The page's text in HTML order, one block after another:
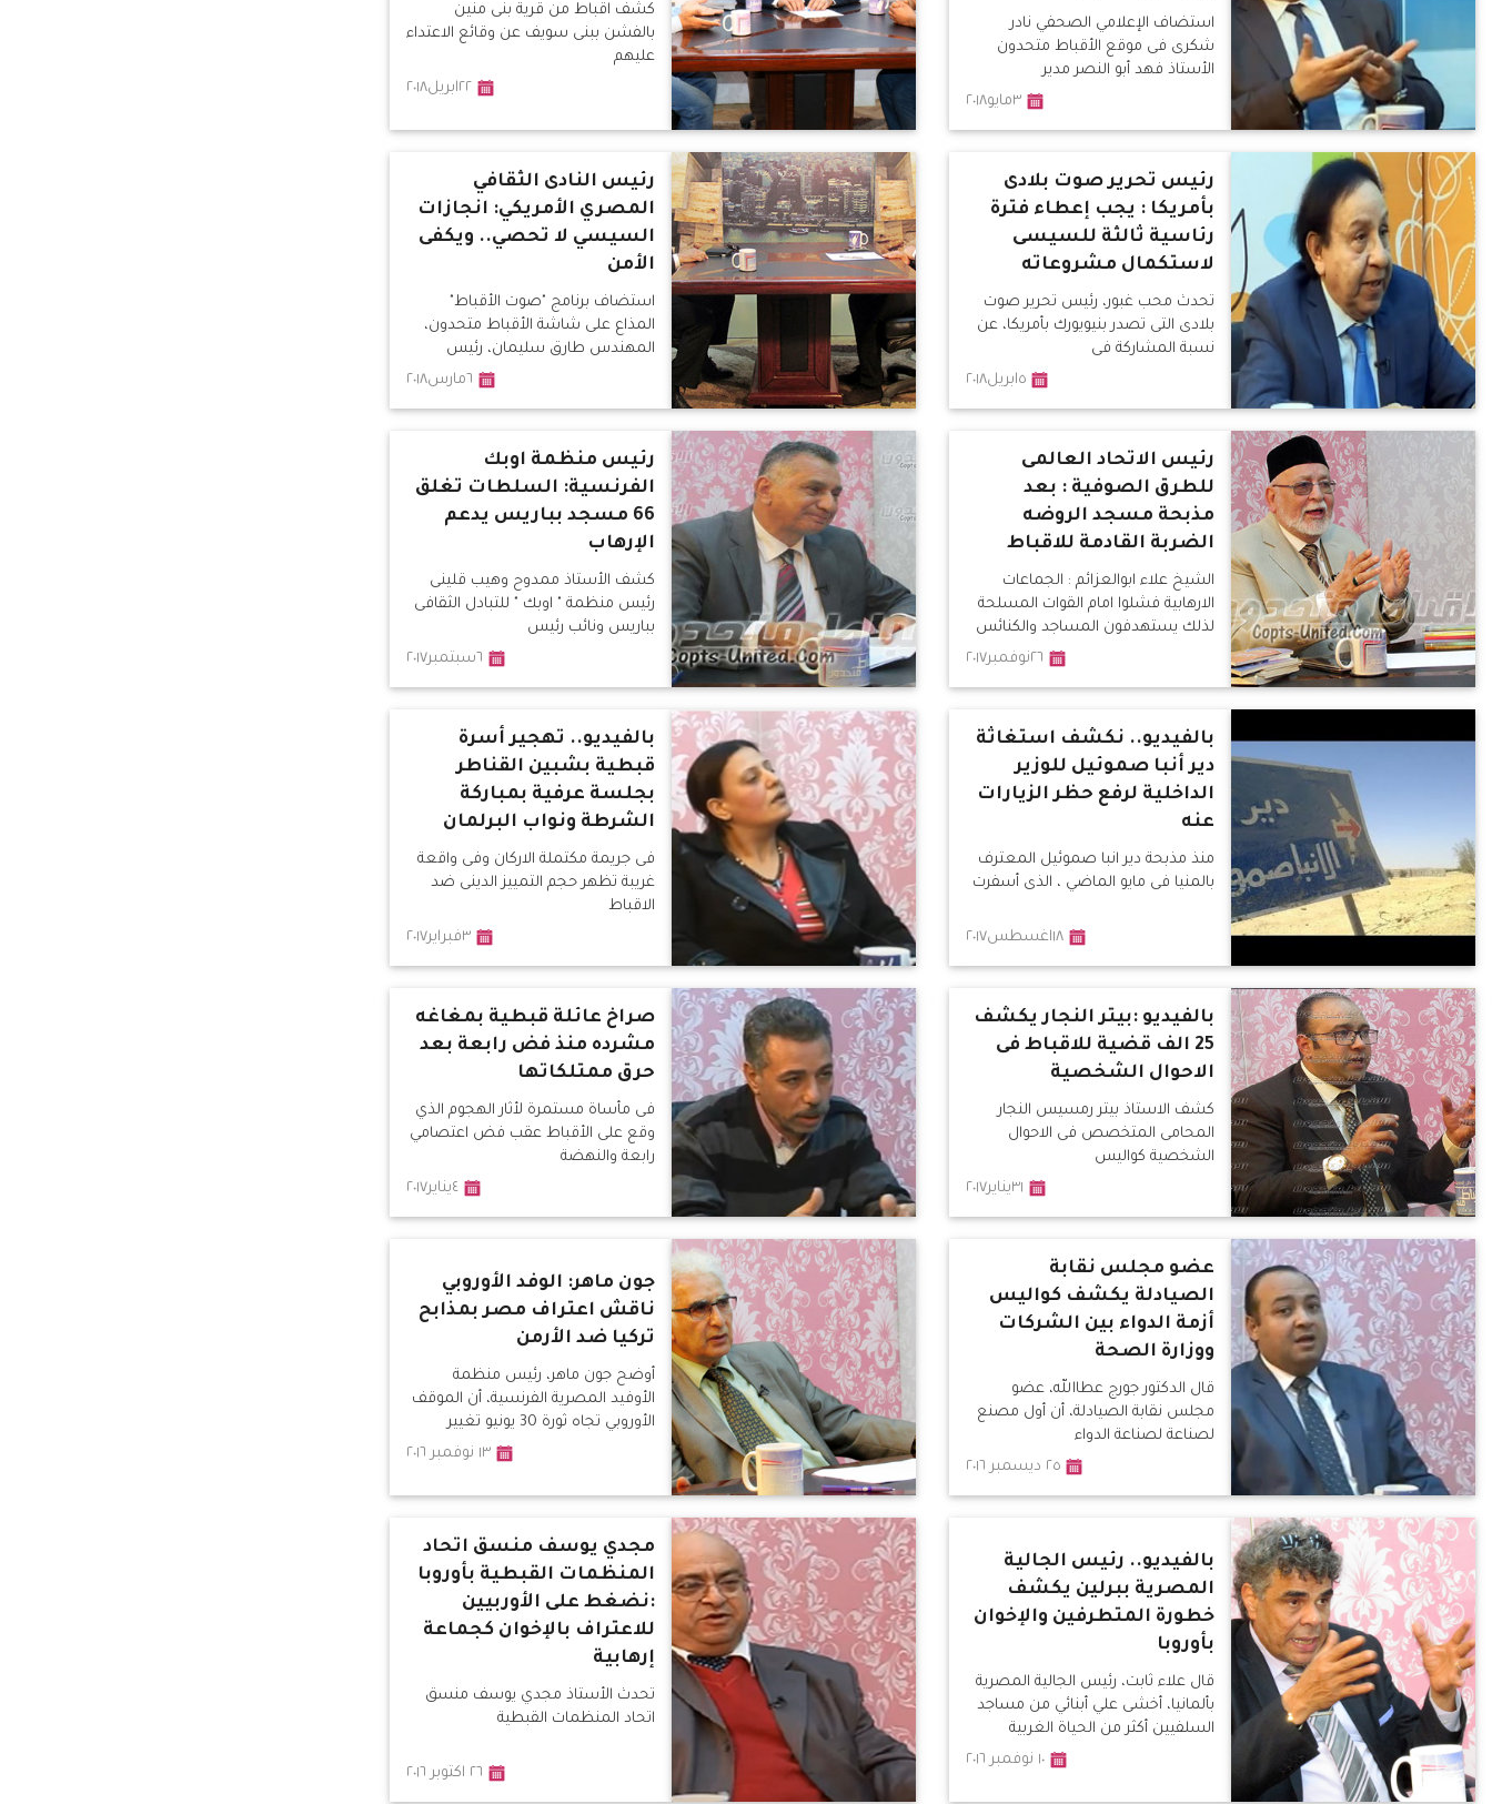
استضاف الإعلامي الصحفي نادر
شكرى فى موقع الأقباط متحدون
الأستاذ فهد أبو النصر مدير
٣مايو٢٠١٨
كشف اقباط من قرية بنى منين
بالفشن ببنى سويف عن وقائع الاعتداء
عليهم
٢٢ابريل٢٠١٨
رئيس تحرير صوت بلادى
بأمريكا : يجب إعطاء فترة
رئاسية ثالثة للسيسى
لاستكمال مشروعاته
تحدث محب غبور، رئيس تحرير صوت
بلادى التى تصدر بنيويورك بأمريكا، عن
نسبة المشاركة فى
٥ابريل٢٠١٨
رئيس النادى الثقافي
المصري الأمريكي: انجازات
السيسي لا تحصي.. ويكفى
الأمن
استضاف برنامج "صوت الأقباط"
المذاع على شاشة الأقباط متحدون،
المهندس طارق سليمان، رئيس
٦مارس٢٠١٨
رئيس الاتحاد العالمى
للطرق الصوفية : بعد
مذبحة مسجد الروضه
الضربة القادمة للاقباط
الشيخ علاء ابوالعزائم : الجماعات
الارهابية فشلوا امام القوات المسلحة
لذلك يستهدفون المساجد والكنائس
٢٦نوفمبر٢٠١٧
رئيس منظمة اوبك
الفرنسية: السلطات تغلق
66 مسجد بباريس يدعم
الإرهاب
كشف الأستاذ ممدوح وهيب قلينى
رئيس منظمة " اوبك " للتبادل الثقافى
بباريس ونائب رئيس
٦سبتمبر٢٠١٧
بالفيديو.. نكشف استغاثة
دير أنبا صموئيل للوزير
الداخلية لرفع حظر الزيارات
عنه
منذ مذبحة دير انبا صموئيل المعترف
بالمنيا فى مايو الماضي ، الذى أسفرت
١٨اغسطس٢٠١٧
بالفيديو.. تهجير أسرة
قبطية بشبين القناطر
بجلسة عرفية بمباركة
الشرطة ونواب البرلمان
فى جريمة مكتملة الاركان وفى واقعة
غريبة تظهر حجم التمييز الدينى ضد
الاقباط
٣فبراير٢٠١٧
بالفيديو :بيتر النجار يكشف
25 الف قضية للاقباط فى
الاحوال الشخصية
كشف الاستاذ بيتر رمسيس النجار
المحامى المتخصص فى الاحوال
الشخصية كواليس
٣١يناير٢٠١٧
صراخ عائلة قبطية بمغاغه
مشرده منذ فض رابعة بعد
حرق ممتلكاتها
فى مأساة مستمرة لأثار الهجوم الذي
وقع على الأقباط عقب فض اعتصامي
رابعة والنهضة
٤يناير٢٠١٧
عضو مجلس نقابة
الصيادلة يكشف كواليس
أزمة الدواء بين الشركات
ووزارة الصحة
قال الدكتور جورج عطاالله، عضو
مجلس نقابة الصيادلة، أن أول مصنع
لصناعة لصناعة الدواء
٢٥ ديسمبر ٢٠١٦
جون ماهر: الوفد الأوروبي
ناقش اعتراف مصر بمذابح
تركيا ضد الأرمن
أوضح جون ماهر، رئيس منظمة
الأوفيد المصرية الفرنسية، أن الموقف
الأوروبي تجاه ثورة 30 يونيو تغيير
١٣ نوفمبر ٢٠١٦
بالفيديو.. رئيس الجالية
المصرية ببرلين يكشف
خطورة المتطرفين والإخوان
بأوروبا
قال علاء ثابت، رئيس الجالية المصرية
بألمانيا، أخشى علي أبنائي من مساجد
السلفيين أكثر من الحياة الغربية
١٠ نوفمبر ٢٠١٦
مجدي يوسف منسق اتحاد
المنظمات القبطية بأوروبا
:نضغط على الأوربيين
للاعتراف بالإخوان كجماعة
إرهابية
تحدث الأستاذ مجدي يوسف منسق
اتحاد المنظمات القبطية
٢٦ اكتوبر ٢٠١٦